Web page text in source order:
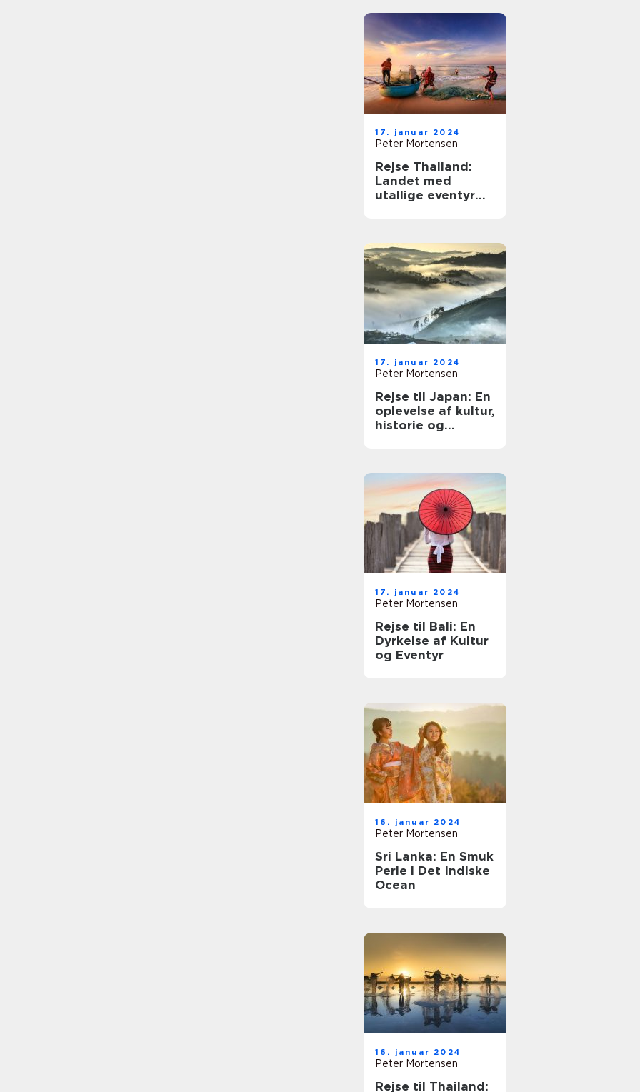
17. januar 2024
Peter Mortensen
Rejse Thailand:
Landet med
utallige eventyr
17. januar 2024
Peter Mortensen
Rejse til Japan: En
oplevelse af kultur,
historie og
17. januar 2024
Peter Mortensen
Rejse til Bali: En
Dyrkelse af Kultur
og Eventyr
16. januar 2024
Peter Mortensen
Sri Lanka: En Smuk
Perle i Det Indiske
Ocean
16. januar 2024
Peter Mortensen
Rejse til Thailand: